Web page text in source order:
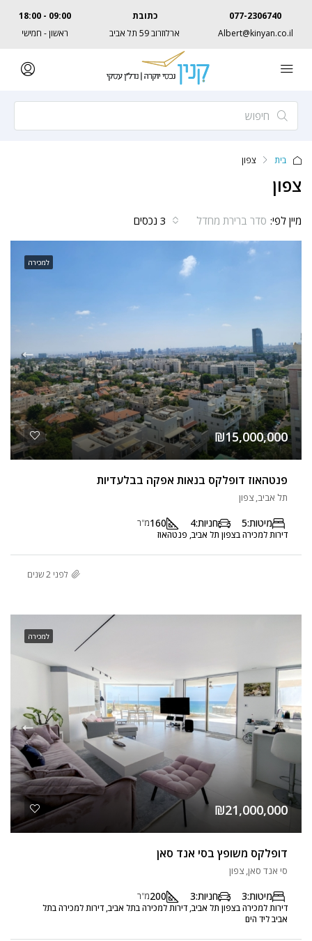
077-2306740
Albert@kinyan.co.il
כתובת
ארלוזרוב 59 תל אביב
09:00 - 18:00
ראשון - חמישי
בית צפון
צפון
3 נכסים מיין לפי: סדר ברירת מחדל
למכירה
₪15,000,000
פנטהאוז דופלקס בנאות אפקה בבלעדיות
תל אביב, צפון
מיטות:5 חניות:4
160מ"ר
דירות למכירה בצפון תל אביב, פנטהאוז
לפני 2 שנים
למכירה
₪21,000,000
דופלקס משופץ בסי אנד סאן
סי אנד סאן, צפון
מיטות:3 חניות:3
200מ"ר
דירות למכירה בצפון תל אביב, דירות למכירה בתל אביב, דירות למכירה בתל
אביב ליד הים